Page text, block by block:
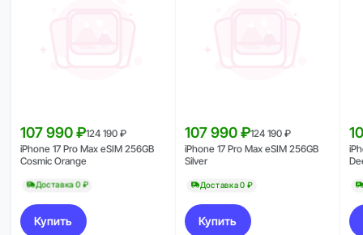
107 990 ₽124 190 ₽
iPhone 17 Pro Max eSIM 256GB
Cosmic Orange
Доставка 0 ₽
Купить
107 990 ₽124 190 ₽
iPhone 17 Pro Max eSIM 256GB
Silver
Доставка 0 ₽
Купить